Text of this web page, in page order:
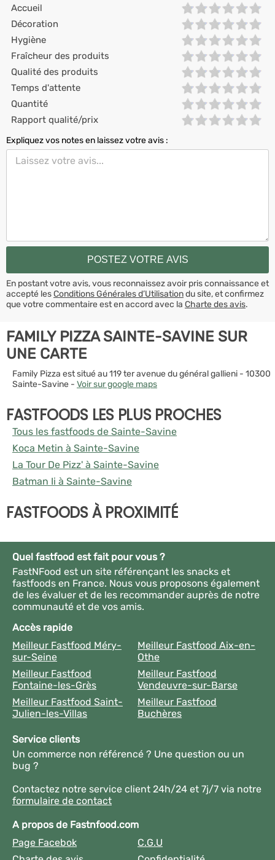
Accueil
Décoration
Hygiène
Fraîcheur des produits
Qualité des produits
Temps d'attente
Quantité
Rapport qualité/prix
Expliquez vos notes en laissez votre avis :
En postant votre avis, vous reconnaissez avoir pris connaissance et
accepté lesConditions Générales d’Utilisationdu site, et confirmez
que votre commentaire est en accord avec la Charte des avis.
FAMILY PIZZA SAINTE-SAVINE SUR
UNE CARTE
Family Pizza est situé au 119 ter avenue du général gallieni - 10300
Sainte-Savine - Voir sur google maps
FASTFOODS LES PLUS PROCHES
Tous les fastfoods de Sainte-Savine
Koca Metin à Sainte-Savine
La Tour De Pizz' à Sainte-Savine
Batman Ii à Sainte-Savine
FASTFOODS À PROXIMITÉ
Quel fastfood est fait pour vous ?
FastNFood est un site référençant les snacks et
fastfoods en France. Nous vous proposons également
de les évaluer et de les recommander auprès de notre
communauté et de vos amis.
Accès rapide
Meilleur Fastfood Méry-
sur-Seine
Meilleur Fastfood Aix-en-
Othe
Meilleur Fastfood
Fontaine-les-Grès
Meilleur Fastfood
Vendeuvre-sur-Barse
Meilleur Fastfood Saint-
Julien-les-Villas
Meilleur Fastfood
Buchères
Service clients
Un commerce non référencé ? Une question ou un
bug ?
Contactez notre service client 24h/24 et 7j/7 via notre
formulaire de contact
A propos de Fastnfood.com
Page Facebok
C.G.U